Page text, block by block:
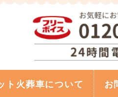
ットの訪問火葬
ト火葬車について お